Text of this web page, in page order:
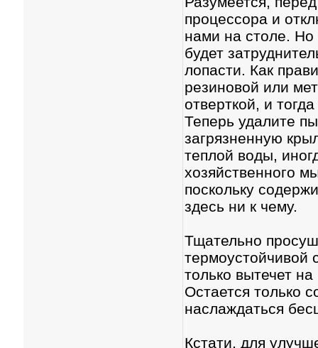
процессора и
нами на столе. Но
будет
лопасти. Как
резиновой или
отверткой, и
Теперь удалите
загрязненную
теплой воды,
хозяйственного
поскольку
здесь ни к чему.
Тщательно
термоустойчивой
только вытечет
Остается только
наслаждаться
Кстати, для